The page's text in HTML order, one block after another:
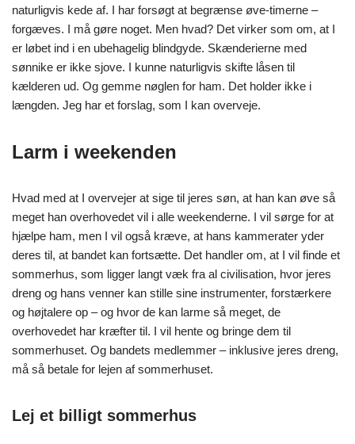
naturligvis kede af. I har forsøgt at begrænse øve-timerne –
forgæves. I må gøre noget. Men hvad? Det virker som om, at I
er løbet ind i en ubehagelig blindgyde. Skænderierne med
sønnike er ikke sjove. I kunne naturligvis skifte låsen til
kælderen ud. Og gemme nøglen for ham. Det holder ikke i
længden. Jeg har et forslag, som I kan overveje.
Larm i weekenden
Hvad med at I overvejer at sige til jeres søn, at han kan øve så
meget han overhovedet vil i alle weekenderne. I vil sørge for at
hjælpe ham, men I vil også kræve, at hans kammerater yder
deres til, at bandet kan fortsætte. Det handler om, at I vil finde et
sommerhus, som ligger langt væk fra al civilisation, hvor jeres
dreng og hans venner kan stille sine instrumenter, forstærkere
og højtalere op – og hvor de kan larme så meget, de
overhovedet har kræfter til. I vil hente og bringe dem til
sommerhuset. Og bandets medlemmer – inklusive jeres dreng,
må så betale for lejen af sommerhuset.
Lej et billigt sommerhus